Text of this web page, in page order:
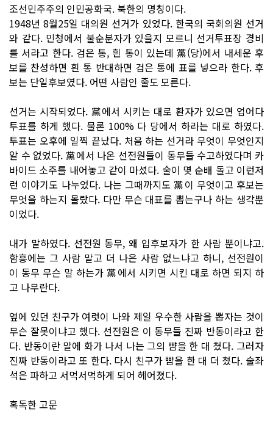
조선민주주의 인민공화국. 북한의 명칭이다.
1948년 8월25일 대의원 선거가 있었다. 한국의 국회의원 선거
와 같다. 민청에서 불순분자가 있을지 모르니 선거투표장 경비
를 서라고 한다. 검은 통, 흰 통이 있는데 黨(당)에서 내세운 후
보를 찬성하면 흰 통 반대하면 검은 통에 표를 넣으라 한다. 후
보는 단일후보였다. 어떤 사람인 줄도 모른다.
선거는 시작되었다. 黨에서 시키는 대로 환자가 있으면 업어다
투표를 하게 했다. 물론 100% 다 당에서 하라는 대로 하였다.
투표는 오후에 일찍 끝났다. 처음 하는 선거라 무엇이 무엇인지
알 수 없었다. 黨에서 나온 선전원들이 동무들 수고하였다며 카
바이드 소주를 내어놓고 같이 마셨다. 술이 몇 순배 돌고 이런저
런 이야기도 나누었다. 나는 그때까지도 黨이 무엇이고 후보는
무엇을 하는지 몰랐다. 다만 무슨 대표를 뽑는구나 하는 생각뿐
이었다.
내가 말하였다. 선전원 동무, 왜 입후보자가 한 사람 뿐이냐고.
함흥에는 그 사람 말고 더 나은 사람 없느냐고 하니, 선전원이
이 동무 무슨 말 하는가 黨에서 시키면 시킨 대로 하면 되지 하
고 나무란다.
옆에 있던 친구가 여럿이 나와 제일 우수한 사람을 뽑자는 것이
무슨 잘못이냐고 했다. 선전원은 이 동무들 진짜 반동이라고 한
다. 반동이란 말에 화가 나서 나는 그의 뺨을 한 대 쳤다. 그러자
진짜 반동이라고 또 한다. 다시 친구가 뺨을 한 대 더 쳤다. 술좌
석은 파하고 서먹서먹하게 되어 헤어졌다.
혹독한 고문